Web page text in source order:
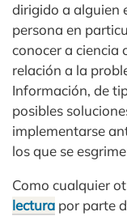
dirigido a alguien
persona en
conocer a ciencia
relación a la
Información, de
posibles
implementarse
los que se
Como cualquier
lectura por parte